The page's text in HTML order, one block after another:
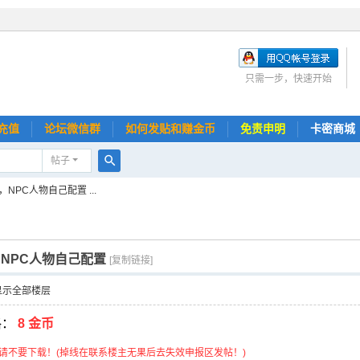
只需一步，快速开始
值 论坛微信群 如何发贴和赚金币 免责申明 卡密商城
帖子
NPC人物自己配置 ...
人物自己配置 [复制链接]
示全部楼层
8 金币
不要下载！(掉线在联系楼主无果后去失效申报区发帖！)